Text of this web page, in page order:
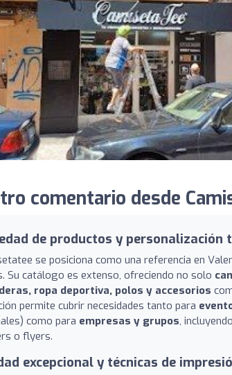
comentario desde
de productos y personalización
se posiciona como una referencia en
Su catálogo es extenso, ofreciendo no solo
ropa deportiva, polos y accesorios
permite cubrir necesidades tanto para
como para empresas y grupos,
o flyers.
excepcional y técnicas de